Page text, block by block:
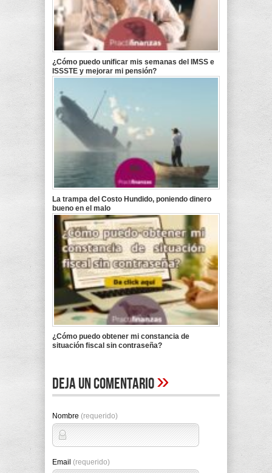
¿Cómo puedo unificar mis semanas del IMSS e
ISSSTE y mejorar mi pensión?
La trampa del Costo Hundido, poniendo dinero
bueno en el malo
¿Cómo puedo obtener mi constancia de
situación fiscal sin contraseña?
Deja un comentario»
Nombre (requerido)
Email (requerido)